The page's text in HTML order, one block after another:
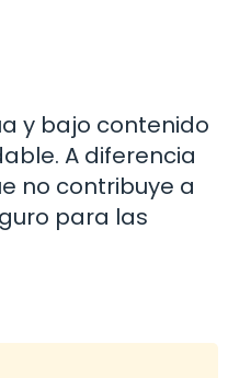
y bajo contenido
A diferencia
no contribuye a
para las